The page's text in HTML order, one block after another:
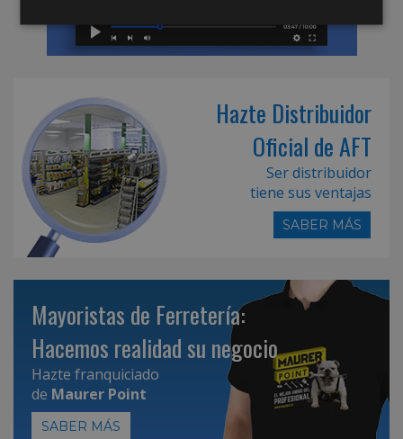
Hazte Distribuidor
Oficial de AFT
Ser distribuidor
tiene sus ventajas
SABER MÁS
Mayoristas de Ferretería:
Hacemos realidad su negocio
Hazte franquiciado
de Maurer Point
SABER MÁS